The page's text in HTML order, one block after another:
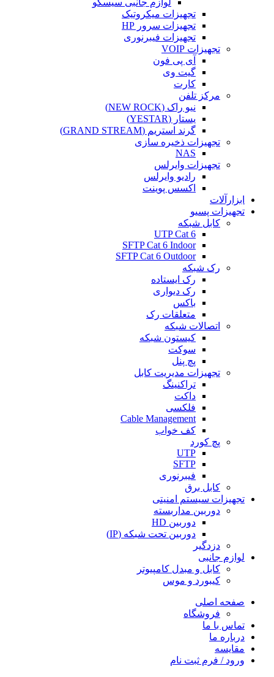
لوازم جانبی سیسکو
تجهیزات میکروتیک
تجهیزات سرور HP
تجهیزات فیبرنوری
تجهیزات VOIP
آی پی فون
گیت وی
کارت
مرکز تلفن
نیو راک (NEW ROCK)
یستار (YESTAR)
گرند استریم (GRAND STREAM)
تجهیزات ذخیره سازی
NAS
تجهیزات وایرلس
رادیو وایرلس
اکسس پوینت
ابزارآلات
تجهیزات پسیو
کابل شبکه
UTP Cat 6
SFTP Cat 6 Indoor
SFTP Cat 6 Outdoor
رک شبکه
رک ایستاده
رک دیواری
باکس
متعلقات رک
اتصالات شبکه
کیستون شبکه
سوکت
پچ پنل
تجهیزات مدیریت کابل
تراکنینگ
داکت
فلکسی
Cable Management
کف خواب
پچ کورد
UTP
SFTP
فیبرنوری
کابل برق
تجهیزات سیستم امنیتی
دوربین مداربسته
دوربین HD
دوربین تحت شبکه (IP)
دزدگیر
لوازم جانبی
کابل و مبدل کامپیوتر
کیبورد و موس
صفحه اصلی
فروشگاه
تماس با ما
درباره ما
مقایسه
ورود / فرم ثبت نام